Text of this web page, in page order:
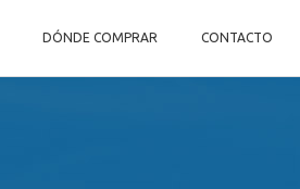
DÓNDE COMPRAR CONTACTO